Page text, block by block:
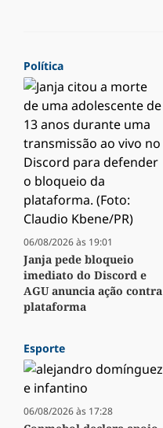
Política
06/08/2026 às 19:01
Janja pede bloqueio
imediato do Discord e
AGU anuncia ação contra
plataforma
Esporte
06/08/2026 às 17:28